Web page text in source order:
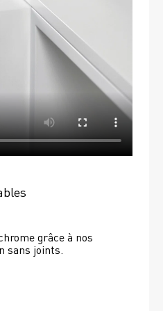
grâce à nos
sans joints.